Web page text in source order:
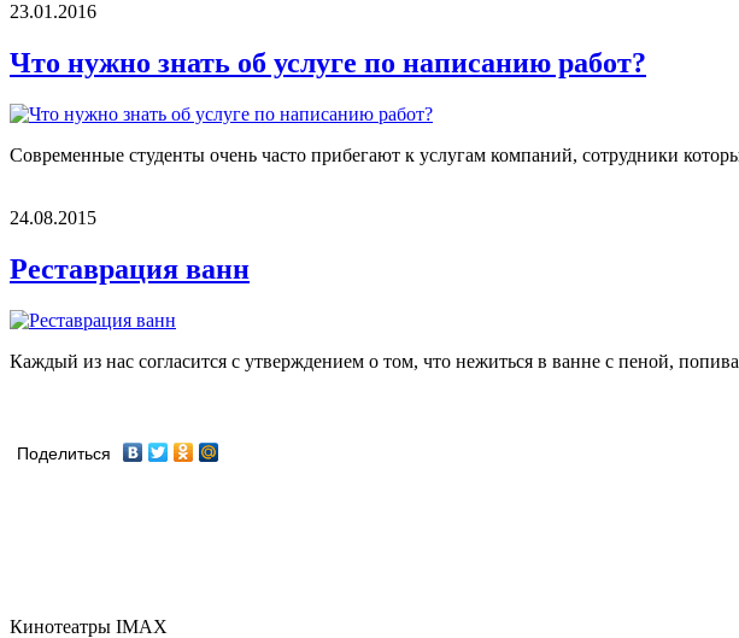
23.01.2016
Что нужно знать об услуге по написанию работ?
Современные студенты очень часто прибегают к услугам компаний, сотрудники
24.08.2015
Реставрация ванн
Каждый из нас согласится с утверждением о том, что нежиться в ванне с пеной,
Поделиться
Кинотеатры IMAX